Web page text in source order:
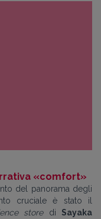
«comfort»
del panorama degli
cruciale è stato il
storedi Sayaka